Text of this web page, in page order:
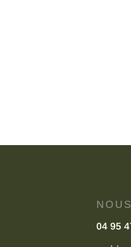
04 95